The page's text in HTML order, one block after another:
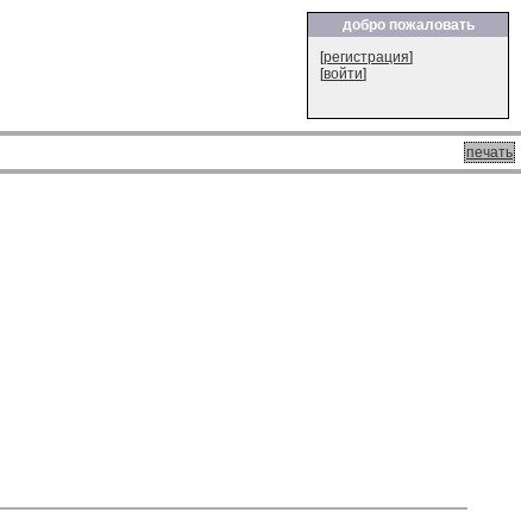
добро пожаловать
[регистрация]
[войти]
печать